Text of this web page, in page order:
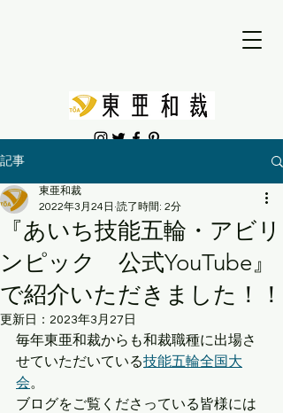
記事
『あいち技能五輪・アビリ
ンピック 公式YouTube』
で紹介いただきました！！
東亜和裁
2022年3月24日 読了時間: 2分
更新日： 2023年3月27日
毎年東亜和裁からも和裁職種に出場さ
せていただいている技能五輪全国大
会。
ブログをご覧くださっている皆様には